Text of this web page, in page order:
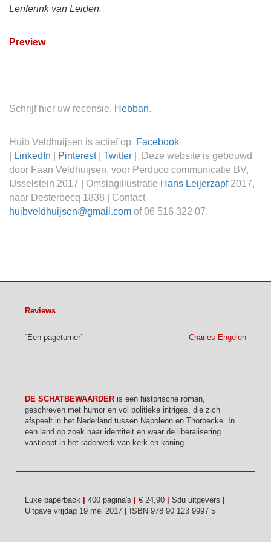
Lenferink van Leiden.
Preview
Schrijf hier uw recensie. Hebban.
Huib Veldhuijsen is actief op
Facebook
LinkedIn Pinterest Twitter
Deze website is gebouwd
door Faan Veldhuijsen, voor Perduco communicatie BV,
IJsselstein 2017 | Omslagillustratie Hans Leijerzapf2017,
naar Desterbecq 1838 | Contact
huibveldhuijsen@gmail.com of 06 516 322 07.
Reviews
Een pageturner Charles Engelen
DE SCHATBEWAARDERis een historische roman,
geschreven met humor en vol politieke intriges, die zich
afspeelt in het Nederland tussen Napoleon en Thorbecke. In
een land op zoek naar identiteit en waar de liberalisering
vastloopt in het raderwerk van kerk en koning.
Luxe paperback 400 pagina's € 24,90
Sdu uitgevers
Uitgave vrijdag 19 mei 2017
ISBN 978 90 123 9997 5